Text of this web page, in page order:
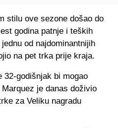
stilu ove sezone došao do
godina patnje i teških
od najdominantnijih
na pet trka prije kraja.
godišnjak bi mogao
je danas doživio
za Veliku nagradu